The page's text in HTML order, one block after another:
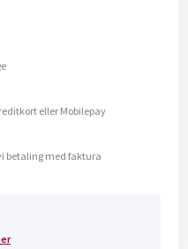
eller Mobilepay
betaling med faktura